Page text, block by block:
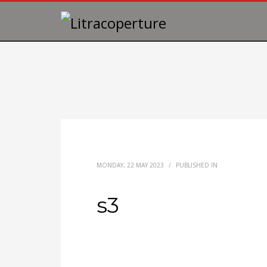
MONDAY, 22 MAY 2023 / PUBLISHED IN
s3